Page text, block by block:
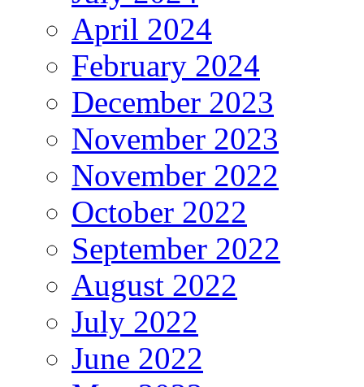
April 2024
February 2024
December 2023
November 2023
November 2022
October 2022
September 2022
August 2022
July 2022
June 2022